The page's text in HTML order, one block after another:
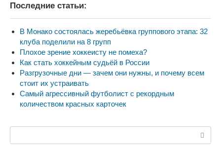
Последние статьи:
В Монако состоялась жеребьёвка группового этапа: 32
клуба поделили на 8 групп
Плохое зрение хоккеисту не помеха?
Как стать хоккейным судьёй в России
Разгрузочные дни — зачем они нужны, и почему всем
стоит их устраивать
Самый агрессивный футболист с рекордным
количеством красных карточек